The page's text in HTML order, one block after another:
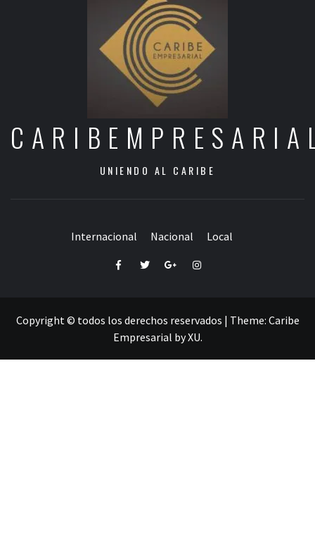
UNIENDO AL CARIBE
Internacional Nacional Local
FacebookTwitterGoogle+Instagram
Copyright © todos los derechos reservados | Theme: Caribe
Empresarial byXU.